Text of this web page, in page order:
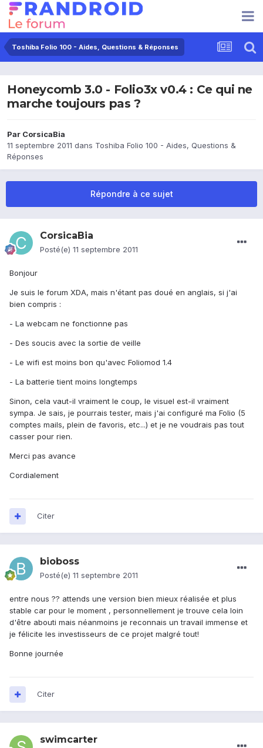
Toshiba Folio 100 - Aides, Questions & Réponses
Honeycomb 3.0 - Folio3x v0.4 : Ce qui ne
marche toujours pas ?
Par CorsicaBia
11 septembre 2011 dans Toshiba Folio 100 - Aides, Questions &
Réponses
Répondre à ce sujet
CorsicaBia
Posté(e) 11 septembre 2011
Bonjour
Je suis le forum XDA, mais n'étant pas doué en anglais, si j'ai
bien compris :
- La webcam ne fonctionne pas
- Des soucis avec la sortie de veille
- Le wifi est moins bon qu'avec Foliomod 1.4
- La batterie tient moins longtemps
Sinon, cela vaut-il vraiment le coup, le visuel est-il vraiment
sympa. Je sais, je pourrais tester, mais j'ai configuré ma Folio (5
comptes mails, plein de favoris, etc...) et je ne voudrais pas tout
casser pour rien.
Merci pas avance
Cordialement
Citer
bioboss
Posté(e) 11 septembre 2011
entre nous ?? attends une version bien mieux réalisée et plus
stable car pour le moment , personnellement je trouve cela loin
d'être abouti mais néanmoins je reconnais un travail immense et
je félicite les investisseurs de ce projet malgré tout!
Bonne journée
Citer
swimcarter